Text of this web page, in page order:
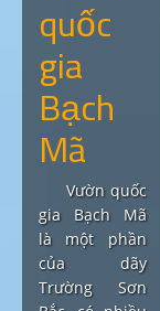
quốc
gia
Bạch
Mã
Vườn quốc
gia Bạch Mã
là một phần
của dãy
Trường Sơn